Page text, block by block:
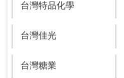
台灣特品化學
台灣佳光
台灣糖業